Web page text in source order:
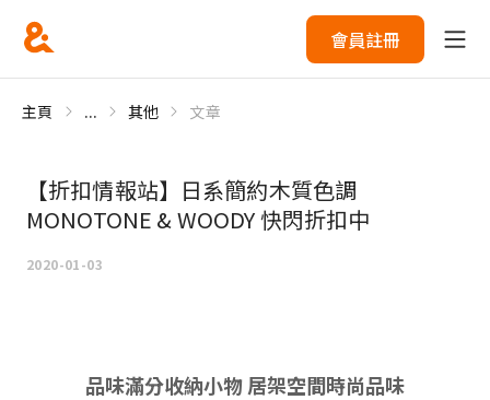
會員註冊
主頁 ... 其他 文章
【折扣情報站】日系簡約木質色調
MONOTONE & WOODY 快閃折扣中
2020-01-03
品味滿分收納小物 居架空間時尚品味